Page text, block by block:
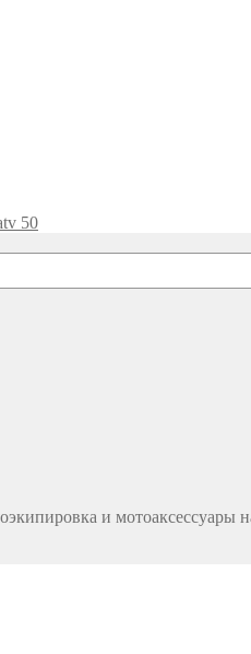
50
и мотоаксессуары